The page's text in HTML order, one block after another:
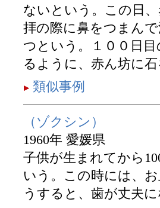
ないという。この日
拝の際に鼻をつまん
つという。１００日
るように、赤ん坊に
類似事例
（ゾクシン）
1960年 愛媛県
子供が生まれてから
いう。この時には、
うすると、歯が丈夫